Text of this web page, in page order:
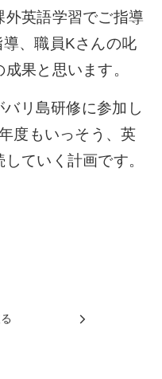
英語学習でご指導
、職員Kさんの叱
果と思います。
リ島研修に参加し
度もいっそう、英
ていく計画です。